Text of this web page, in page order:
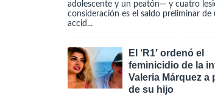
adolescente y un peatón— y cuatro
consideración es el saldo preliminar de
accid...
El ‘R1′ ordenó el
feminicidio de la
Valeria Márquez a
de su hijo